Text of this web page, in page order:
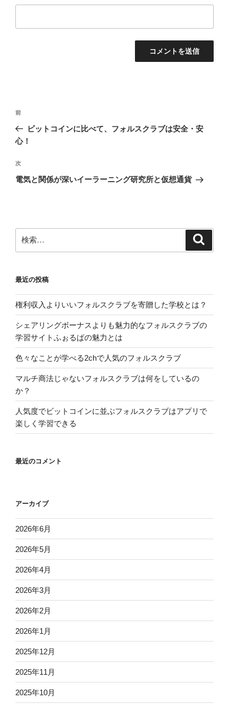
投
ナ
ゲ
ー
前
の
投
前
ビットコインに比べて、フォルスクラブは安全・安
心！
次
の
次
電気と関係が深いイーラーニング研究所と仮想通貨
索:
最近の投稿
権利収入よりいいフォルスクラブを寄贈した学校とは？
シェアリングボーナスよりも魅力的なフォルスクラブの
学習サイトふぉるぱの魅力とは
色々なことが学べる2chで人気のフォルスクラブ
マルチ商法じゃないフォルスクラブは何をしているの
か？
人気度でビットコインに並ぶフォルスクラブはアプリで
楽しく学習できる
最近のコメント
アーカイブ
2026年6月
2026年5月
2026年4月
2026年3月
2026年2月
2026年1月
2025年12月
2025年11月
2025年10月